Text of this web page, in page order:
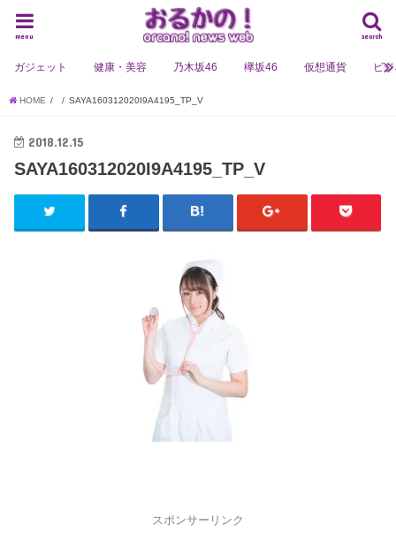
search
menu
ガジェット 健康・美容 乃木坂46 欅坂46 仮想通貨 ビ
HOME SAYA160312020I9A4195_TP_V
2018.12.15
SAYA160312020I9A4195_TP_V
スポンサーリンク